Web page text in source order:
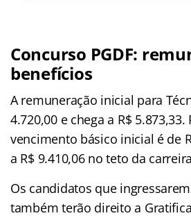
Concurso PGDF:
benefícios
A remuneração inicial para
4.720,00 e chega a R$
vencimento básico inicial é de
a R$ 9.410,06 no teto da
Os candidatos que
também terão direito a